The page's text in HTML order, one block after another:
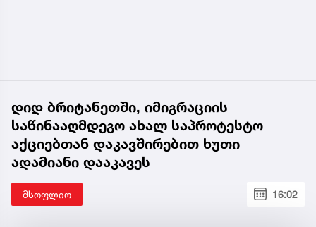
დიდ ბრიტანეთში, იმიგრაციის
საწინააღმდეგო ახალ საპროტესტო
აქციებთან დაკავშირებით ხუთი
ადამიანი დააკავეს
მსოფლიო 16:02